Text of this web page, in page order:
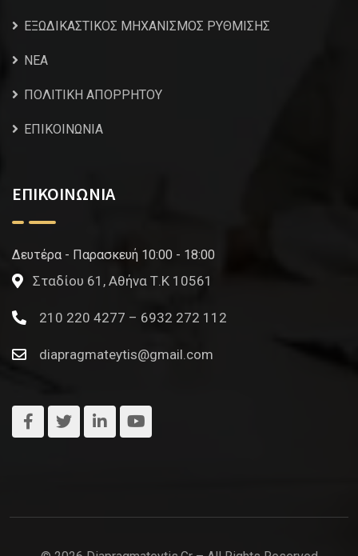
ΕΞΩΔΙΚΑΣΤΙΚΟΣ ΜΗΧΑΝΙΣΜΟΣ ΡΥΘΜΙΣΗΣ
NEA
ΠΟΛΙΤΙΚΗ ΑΠΟΡΡΗΤΟΥ
ΕΠΙΚΟΙΝΩΝΙΑ
ΕΠΙΚΟΙΝΩΝΙΑ
Δευτέρα - Παρασκευή 10:00 - 18:00
Σταδίου 61, Αθήνα Τ.Κ 10561
210 220 4277 – 6932 272 112
diapragmateytis@gmail.com